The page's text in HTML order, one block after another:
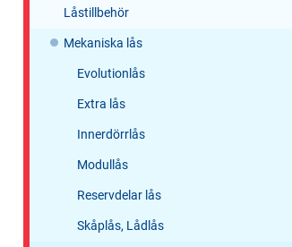
Låstillbehör
Mekaniska lås
Evolutionlås
Extra lås
Innerdörrlås
Modullås
Reservdelar lås
Skåplås, Lådlås